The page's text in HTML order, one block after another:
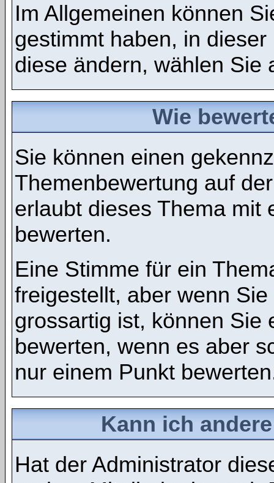
Im Allgemeinen können
gestimmt haben, in
diese ändern, wählen Sie
Wie
Sie können einen
Themenbewertung auf
erlaubt dieses Thema mit
bewerten.
Eine Stimme für ein
freigestellt, aber wenn
grossartig ist, können Sie
bewerten, wenn es aber
nur einem Punkt
Kann ich
Hat der Administrator